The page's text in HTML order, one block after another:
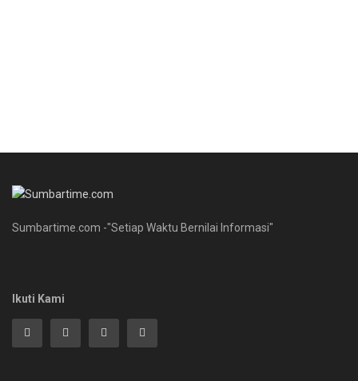
Sumbartime.com -"Setiap Waktu Bernilai Informasi"
Ikuti Kami